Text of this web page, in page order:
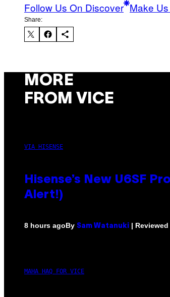
Follow Us On Discover Make
Share:
MORE
FROM VICE
VIA HISENSE
Hisense’s New U6SF
Alert!)
8 hours agoBy Sam Watanuki |
MAHA HAQ FOR VICE